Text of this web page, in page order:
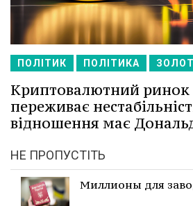
ПОЛІТИК ПОЛІТИКА
Криптовалютний ринок
переживає
відношення має
НЕ ПРОПУСТІТЬ
Миллионы для